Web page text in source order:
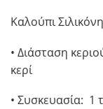
Καλούπι
• Διάσταση
κερί
• Συσκευασία: 1